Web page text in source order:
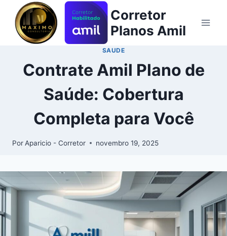
Corretor
Planos Amil
SAUDE
Contrate Amil Plano de
Saúde: Cobertura
Completa para Você
Por Aparicio - Corretor novembro 19, 2025